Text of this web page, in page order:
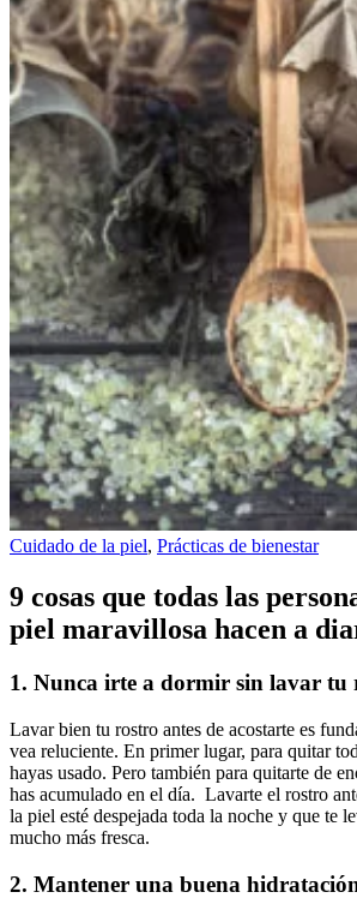
Cuidado de la piel, Prácticas de bienestar
9 cosas que todas las
piel maravillosa hacen a
1. Nunca irte a dormir sin lavar tu
Lavar bien tu rostro antes de acostarte es
vea reluciente. En primer lugar, para quitar
hayas usado. Pero también para quitarte de
has acumulado en el día. Lavarte el rostro
la piel esté despejada toda la noche y que te
mucho más fresca.
2. Mantener una buena